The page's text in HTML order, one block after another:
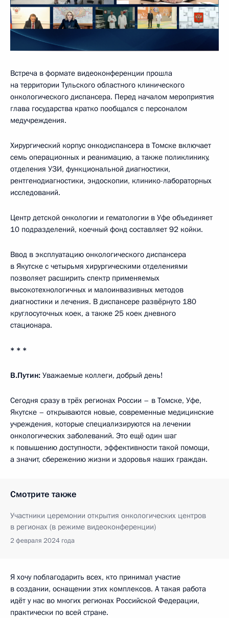
Встреча в формате видеоконференции прошла
на территории Тульского областного клинического
онкологического диспансера. Перед началом мероприятия
глава государства кратко пообщался с персоналом
медучреждения.
Хирургический корпус онкодиспансера в Томске включает
семь операционных и реанимацию, а также поликлинику,
отделения УЗИ, функциональной диагностики,
рентгенодиагностики, эндоскопии, клинико-лабораторных
исследований.
Центр детской онкологии и гематологии в Уфе объединяет
10 подразделений, коечный фонд составляет 92 койки.
Ввод в эксплуатацию онкологического диспансера
в Якутске с четырьмя хирургическими отделениями
позволяет расширить спектр применяемых
высокотехнологичных и малоинвазивных методов
диагностики и лечения. В диспансере развёрнуто 180
круглосуточных коек, а также 25 коек дневного
стационара.
* * *
В.Путин: Уважаемые коллеги, добрый день!
Сегодня сразу в трёх регионах России – в Томске, Уфе,
Якутске – открываются новые, современные медицинские
учреждения, которые специализируются на лечении
онкологических заболеваний. Это ещё один шаг
к повышению доступности, эффективности такой помощи,
а значит, сбережению жизни и здоровья наших граждан.
Смотрите также
Участники церемонии открытия онкологических центров
в регионах (в режиме видеоконференции)
2 февраля 2024 года
Я хочу поблагодарить всех, кто принимал участие
в создании, оснащении этих комплексов. А такая работа
идёт у нас во многих регионах Российской Федерации,
практически по всей стране.